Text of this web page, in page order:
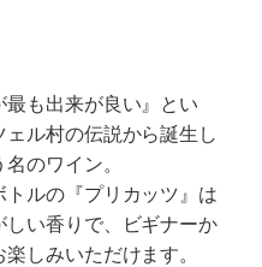
最も出来が良い』とい
ル村の伝説から誕生し
のワイン。
ルの『プリカッツ』は
い香りで、ビギナーか
しみいただけます。